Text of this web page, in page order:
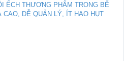
ẾCH THƯƠNG PHẨM TRONG BỂ
CAO, DỄ QUẢN LÝ, ÍT HAO HỤT